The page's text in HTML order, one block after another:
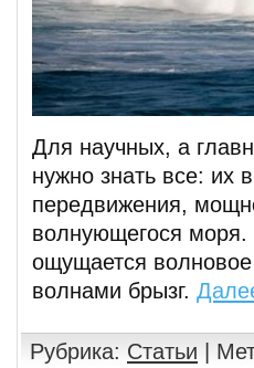
Для научных, а
нужно знать все: их
передвижения,
волнующегося моря.
ощущается
волнами брызг.
Рубрика: Статьи |